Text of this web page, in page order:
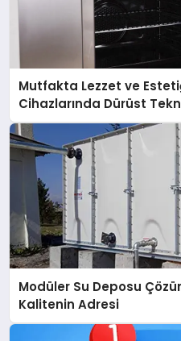
Mutfakta Lezzet ve
Cihazlarında Dürüst
Modüler Su Deposu
Kalitenin Adresi